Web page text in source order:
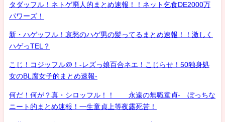
タダッフル！ネトゲ廃人的まとめ速報！！ネット乞食DE2000万
パワーズ！
新・ハゲッフル！哀愁のハゲ男の髪ってるまとめ速報！！激しく
ハゲっTEL？
こじ！コジッフル@！-レズっ娘百合ネエ！こじらせ！50独身処
女のBL腐女子的まとめ速報-
何だ！何が？真・シロッフル！！ 永遠の無職童貞- ぼっちな
ニート的まとめ速報！一生童貞上等夜露死苦！